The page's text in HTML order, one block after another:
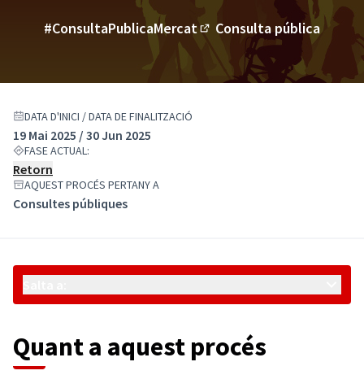
#ConsultaPublicaMercat
(Enllaç extern)
Consulta pública
DATA D'INICI / DATA DE FINALITZACIÓ
19 Mai 2025 / 30 Jun 2025
FASE ACTUAL:
Retorn
AQUEST PROCÉS PERTANY A
Consultes públiques
Quant a aquest procés